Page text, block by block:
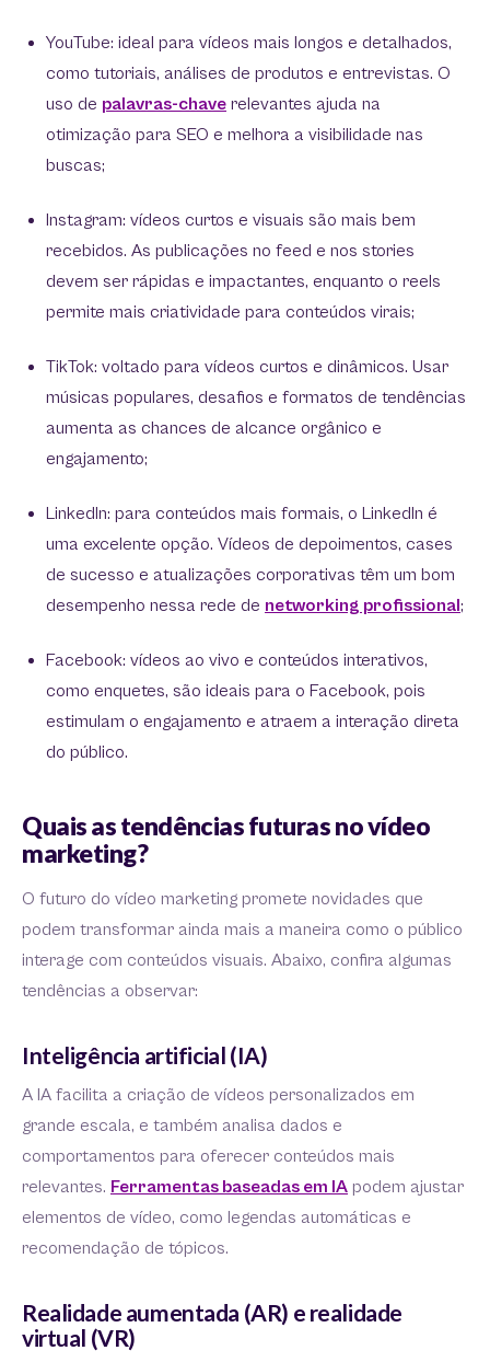
YouTube: ideal para vídeos mais longos e detalhados,
como tutoriais, análises de produtos e entrevistas. O
uso de palavras-chave relevantes ajuda na
otimização para SEO e melhora a visibilidade nas
buscas;
Instagram: vídeos curtos e visuais são mais bem
recebidos. As publicações no feed e nos stories
devem ser rápidas e impactantes, enquanto o reels
permite mais criatividade para conteúdos virais;
TikTok: voltado para vídeos curtos e dinâmicos. Usar
músicas populares, desafios e formatos de tendências
aumenta as chances de alcance orgânico e
engajamento;
LinkedIn: para conteúdos mais formais, o LinkedIn é
uma excelente opção. Vídeos de depoimentos, cases
de sucesso e atualizações corporativas têm um bom
desempenho nessa rede de networking profissional;
Facebook: vídeos ao vivo e conteúdos interativos,
como enquetes, são ideais para o Facebook, pois
estimulam o engajamento e atraem a interação direta
do público.
Quais as tendências futuras no vídeo
marketing?
O futuro do vídeo marketing promete novidades que
podem transformar ainda mais a maneira como o público
interage com conteúdos visuais. Abaixo, confira algumas
tendências a observar:
Inteligência artificial (IA)
A IA facilita a criação de vídeos personalizados em
grande escala, e também analisa dados e
comportamentos para oferecer conteúdos mais
relevantes. Ferramentas baseadas em IA podem ajustar
elementos de vídeo, como legendas automáticas e
recomendação de tópicos.
Realidade aumentada (AR) e realidade
virtual (VR)